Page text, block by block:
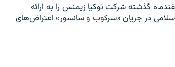
گذشته شرکت نوکیا زیمنس را به ارائه
در جریان «سرکوب و سانسور» اعتراض‌های